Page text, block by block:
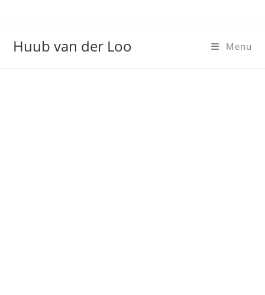
Huub van der Loo Menu